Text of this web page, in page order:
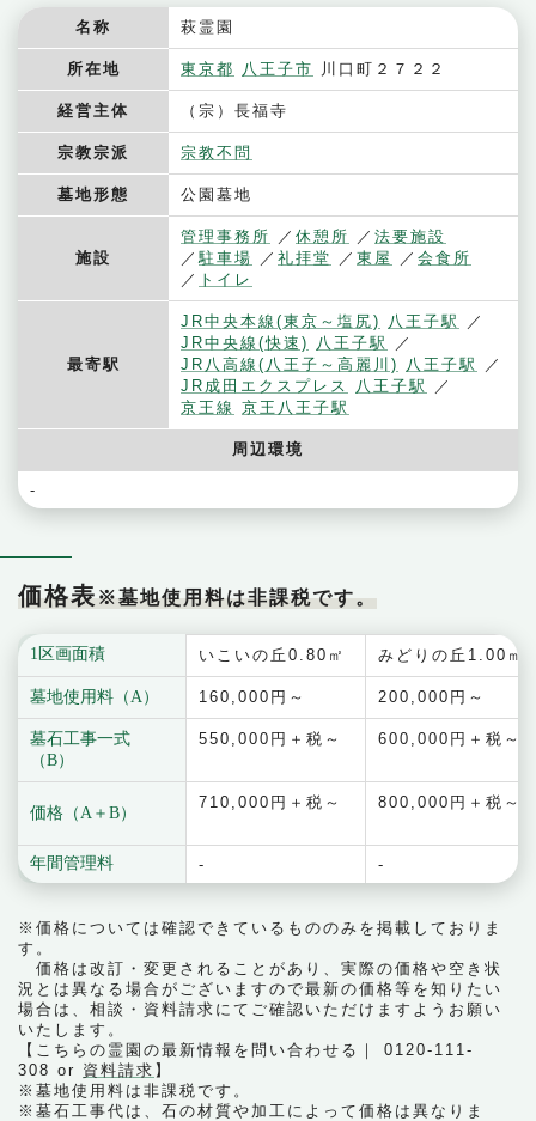
名称 萩霊園
所在地 東京都 八王子市 川口町２７２２
経営主体 （宗）長福寺
宗教宗派 宗教不問
墓地形態 公園墓地
施設
管理事務所 休憩所
法要施設
駐車場
礼拝堂 東屋
会食所
トイレ
最寄駅
JR中央本線(東京～塩尻)
八王子駅
JR中央線(快速)
八王子駅
JR八高線(八王子～高麗川)
八王子駅
JR成田エクスプレス
八王子駅
京王線 京王八王子駅
周辺環境
-
価格表※墓地使用料は非課税です。
1区画面積
墓地使用料（A）
墓石工事一式
（B）
価格（A＋B）
年間管理料
いこいの丘0.80㎡
160,000円～
550,000円＋税～
710,000円＋税～
-
みどりの丘1.00㎡
200,000円～
600,000円＋税～
800,000円＋税～
-
※価格については確認できているもののみを掲載しておりま
す。
価格は改訂・変更されることがあり、実際の価格や空き状
況とは異なる場合がございますので最新の価格等を知りたい
場合は、相談・資料請求にてご確認いただけますようお願い
いたします。
【こちらの霊園の最新情報を問い合わせる｜ 0120-111-
308 or 資料請求 】
※墓地使用料は非課税です。
※墓石工事代は、石の材質や加工によって価格は異なりま